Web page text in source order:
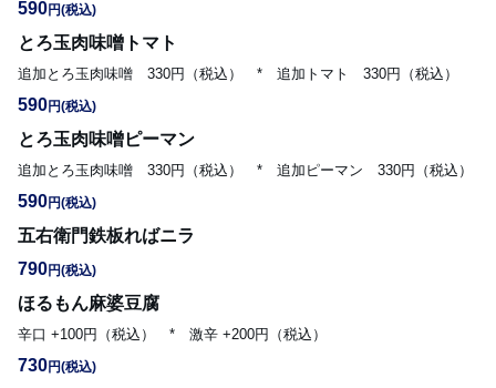
590円(税込)
とろ玉肉味噌トマト
追加とろ玉肉味噌　330円（税込）　*　追加トマト　330円（税込）
590円(税込)
とろ玉肉味噌ピーマン
追加とろ玉肉味噌　330円（税込）　*　追加ピーマン　330円（税込）
590円(税込)
五右衛門鉄板ればニラ
790円(税込)
ほるもん麻婆豆腐
辛口 +100円（税込）　*　激辛 +200円（税込）
730円(税込)